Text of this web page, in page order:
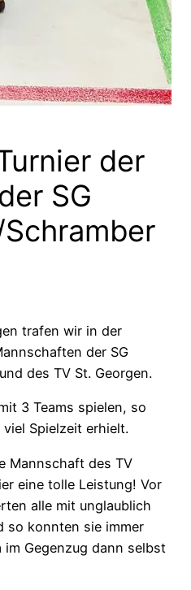
der
SG
trafen wir in der
der SG
des TV St. Georgen.
3 Teams spielen, so
Spielzeit erhielt.
Mannschaft des TV
eine tolle Leistung! Vor
alle mit unglaublich
so konnten sie immer
im Gegenzug dann selbst